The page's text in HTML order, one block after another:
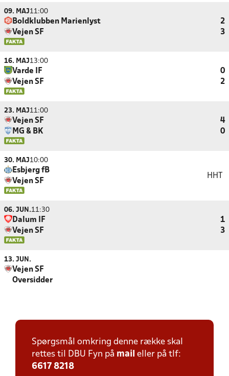
09. MAJ11:00
Boldklubben Marienlyst
2
Vejen SF
3
16. MAJ13:00
Varde IF
0
Vejen SF
2
23. MAJ11:00
Vejen SF
4
MG & BK
0
30. MAJ10:00
Esbjerg fB
Vejen SF
HHT
06. JUN.11:30
Dalum IF
1
Vejen SF
3
13. JUN.
Vejen SF
Oversidder
Spørgsmål omkring denne række skal
rettes til DBU Fyn på mail eller på tlf:
6617 8218